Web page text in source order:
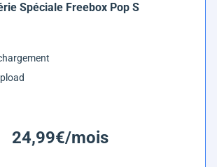
Spéciale Freebox Pop S
24,99€/mois